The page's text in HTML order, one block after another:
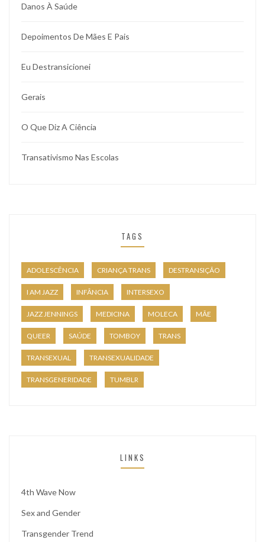
Danos À Saúde
Depoimentos De Mães E Pais
Eu Destransicionei
Gerais
O Que Diz A Ciência
Transativismo Nas Escolas
TAGS
ADOLESCÊNCIA CRIANÇA TRANS DESTRANSIÇÃO
I AM JAZZ INFÂNCIA INTERSEXO
JAZZ JENNINGS MEDICINA MOLECA MÃE
QUEER SAÚDE TOMBOY TRANS
TRANSEXUAL TRANSEXUALIDADE
TRANSGENERIDADE TUMBLR
LINKS
4th Wave Now
Sex and Gender
Transgender Trend